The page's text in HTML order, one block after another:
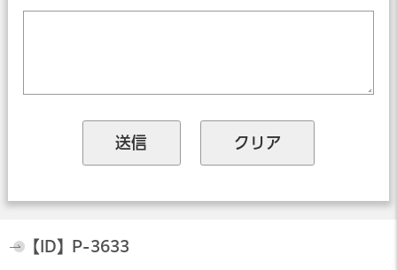
【ID】 P-3633